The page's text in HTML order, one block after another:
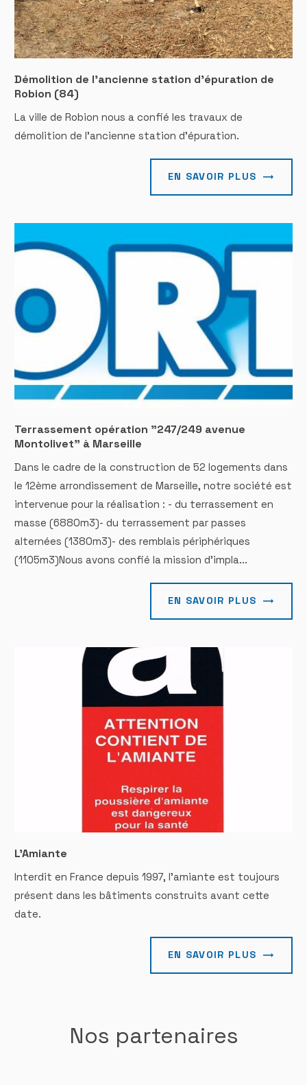
Démolition de l'ancienne station d'épuration de
Robion (84)
La ville de Robion nous a confié les travaux de
démolition de l'ancienne station d'épuration.
EN SAVOIR PLUS
Terrassement opération "247/249 avenue
Montolivet" à Marseille
Dans le cadre de la construction de 52 logements dans
le 12ème arrondissement de Marseille, notre société est
intervenue pour la réalisation : - du terrassement en
masse (6880m3)- du terrassement par passes
alternées (1380m3)- des remblais périphériques
(1105m3)Nous avons confié la mission d'impla...
EN SAVOIR PLUS
L'Amiante
Interdit en France depuis 1997, l'amiante est toujours
présent dans les bâtiments construits avant cette
date.
EN SAVOIR PLUS
Nos partenaires